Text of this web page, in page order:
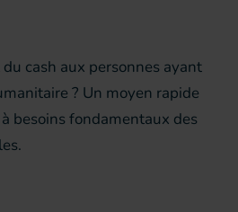
cash aux personnes ayant
? Un moyen rapide
besoins fondamentaux des